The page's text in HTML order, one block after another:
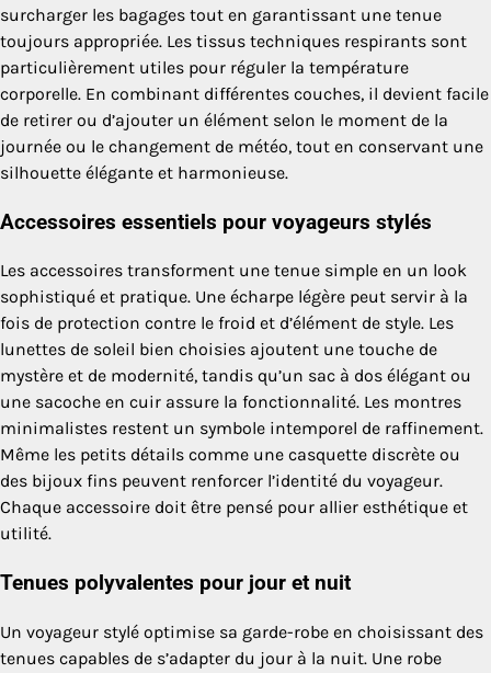
surcharger les bagages tout en garantissant une tenue
toujours appropriée. Les tissus techniques respirants sont
particulièrement utiles pour réguler la température
corporelle. En combinant différentes couches, il devient facile
de retirer ou d’ajouter un élément selon le moment de la
journée ou le changement de météo, tout en conservant une
silhouette élégante et harmonieuse.
Accessoires essentiels pour voyageurs stylés
Les accessoires transforment une tenue simple en un look
sophistiqué et pratique. Une écharpe légère peut servir à la
fois de protection contre le froid et d’élément de style. Les
lunettes de soleil bien choisies ajoutent une touche de
mystère et de modernité, tandis qu’un sac à dos élégant ou
une sacoche en cuir assure la fonctionnalité. Les montres
minimalistes restent un symbole intemporel de raffinement.
Même les petits détails comme une casquette discrète ou
des bijoux fins peuvent renforcer l’identité du voyageur.
Chaque accessoire doit être pensé pour allier esthétique et
utilité.
Tenues polyvalentes pour jour et nuit
Un voyageur stylé optimise sa garde-robe en choisissant des
tenues capables de s’adapter du jour à la nuit. Une robe